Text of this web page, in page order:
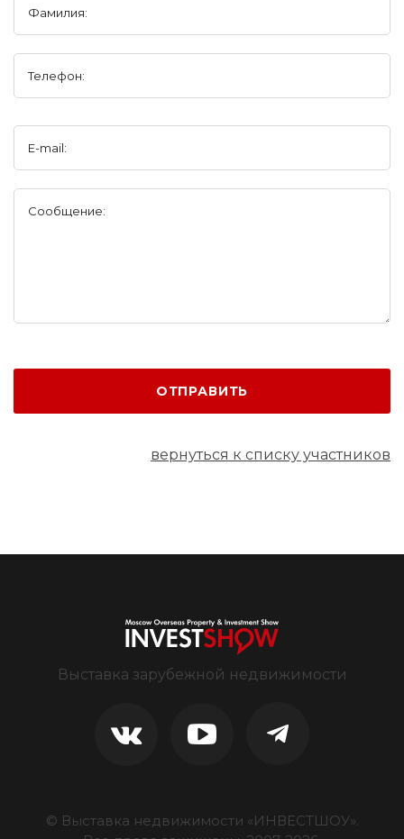
Фамилия:
Телефон:
E-mail:
Сообщение:
ОТПРАВИТЬ
вернуться к списку участников
Выставка зарубежной недвижимости
© Выставка недвижимости «ИНВЕСТШОУ».